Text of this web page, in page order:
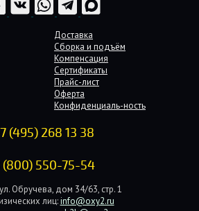
Доставка
Сборка и подъём
Компенсация
Сертификаты
Прайс-лист
Оферта
Конфиденциаль-ность
(495) 268 13 38
(800) 550-75-54
Обручева, дом 34/63, стр. 1
лиц: info@oxy2.ru